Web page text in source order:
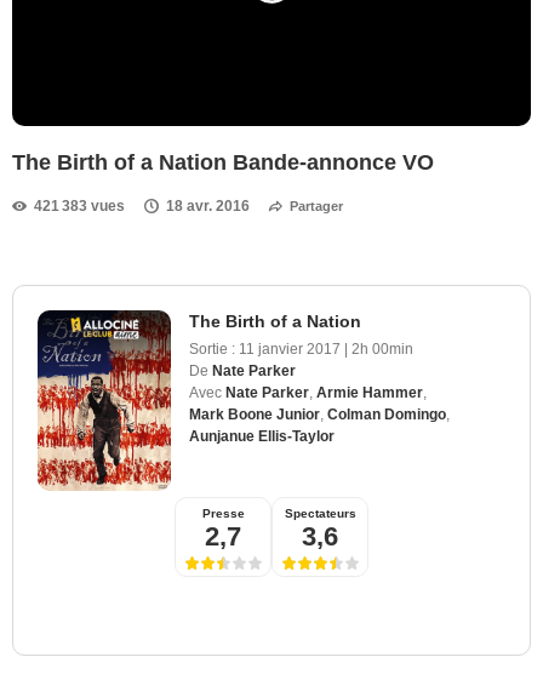
The Birth of a Nation Bande-annonce VO
421 383 vues 18 avr. 2016 Partager
The Birth of a Nation
Sortie : 11 janvier 2017 | 2h 00min
De Nate Parker
Avec Nate Parker Armie Hammer
Mark Boone Junior Colman Domingo
Aunjanue Ellis-Taylor
Presse
2,7
Spectateurs
3,6